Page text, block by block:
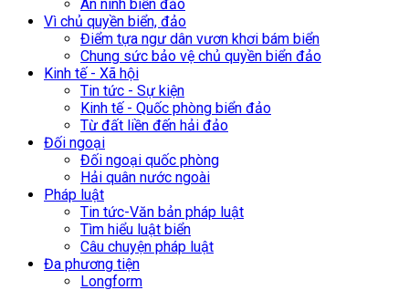
An ninh biển đảo
Vì chủ quyền biển, đảo
Điểm tựa ngư dân vươn khơi bám biển
Chung sức bảo vệ chủ quyền biển đảo
Kinh tế - Xã hội
Tin tức - Sự kiện
Kinh tế - Quốc phòng biển đảo
Từ đất liền đến hải đảo
Đối ngoại
Đối ngoại quốc phòng
Hải quân nước ngoài
Pháp luật
Tin tức-Văn bản pháp luật
Tìm hiểu luật biển
Câu chuyện pháp luật
Đa phương tiện
Longform